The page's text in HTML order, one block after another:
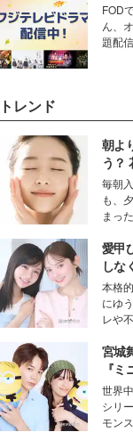
FOD
ん、
題配
トレンド
朝よ
う？
ータ
ン（
の常
毎朝
も、
まっ
な美
性を
プチ
技術
愛甲
しな
対策
本格
にゆ
レや
モデ
好さ
ク。
すヒ
生理
宮城
『
ズ』
だけ
動
世界
シリ
モン